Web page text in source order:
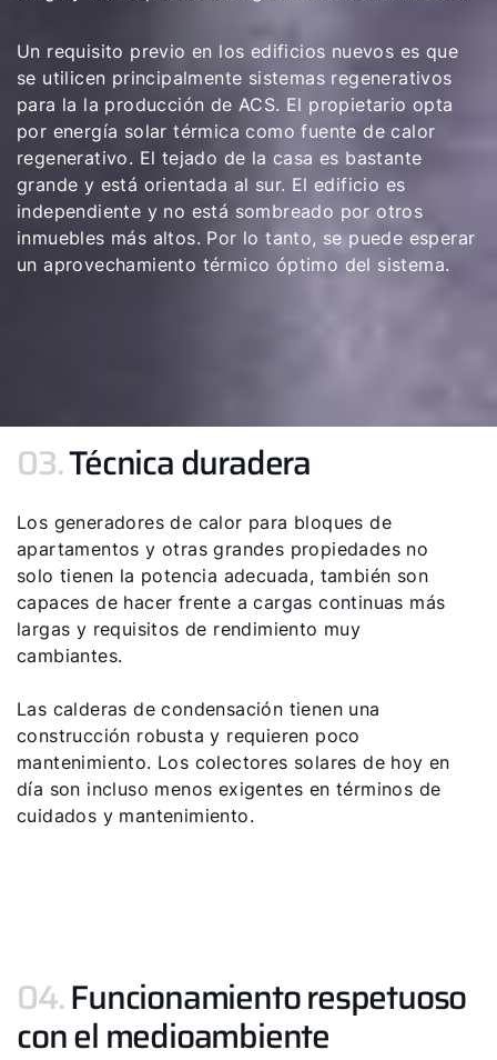
Un requisito previo en los edificios nuevos es que
se utilicen principalmente sistemas regenerativos
para la la producción de ACS. El propietario opta
por energía solar térmica como fuente de calor
regenerativo. El tejado de la casa es bastante
grande y está orientada al sur. El edificio es
independiente y no está sombreado por otros
inmuebles más altos. Por lo tanto, se puede esperar
un aprovechamiento térmico óptimo del sistema.
03.Técnica duradera
Los generadores de calor para bloques de
apartamentos y otras grandes propiedades no
solo tienen la potencia adecuada, también son
capaces de hacer frente a cargas continuas más
largas y requisitos de rendimiento muy
cambiantes.
Las calderas de condensación tienen una
construcción robusta y requieren poco
mantenimiento. Los colectores solares de hoy en
día son incluso menos exigentes en términos de
cuidados y mantenimiento.
04.Funcionamiento respetuoso
con el medioambiente
¡Hola!
Línea de atención al cliente
Encontrar a tu experto